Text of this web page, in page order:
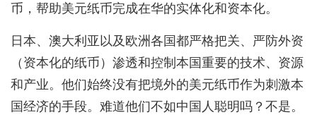
币，帮助美元纸币完成在华的实体化和资本化。
日本、澳大利亚以及欧洲各国都严格把关、严防外资
（资本化的纸币）渗透和控制本国重要的技术、资源
和产业。他们始终没有把境外的美元纸币作为刺激本
国经济的手段。难道他们不如中国人聪明吗？不是。